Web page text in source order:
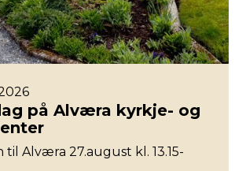
på Alværa kyrkje- og
til Alværa 27.august kl. 13.15-